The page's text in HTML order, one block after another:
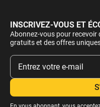
INSCRIVEZ-VOUS ET
Abonnez-vous pour recevoir
gratuits et des offres